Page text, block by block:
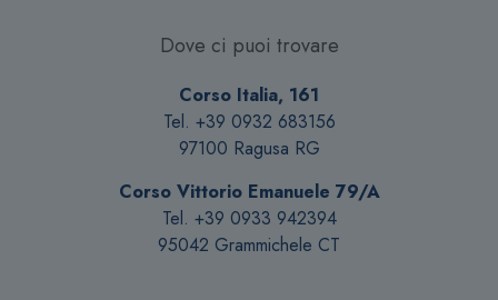
nella
pagina
del
prodotto
Dove ci puoi trovare
Corso Italia, 161
Tel. +39 0932 683156
97100 Ragusa RG
Corso Vittorio Emanuele 79/A
Tel. +39 0933 942394
95042 Grammichele CT